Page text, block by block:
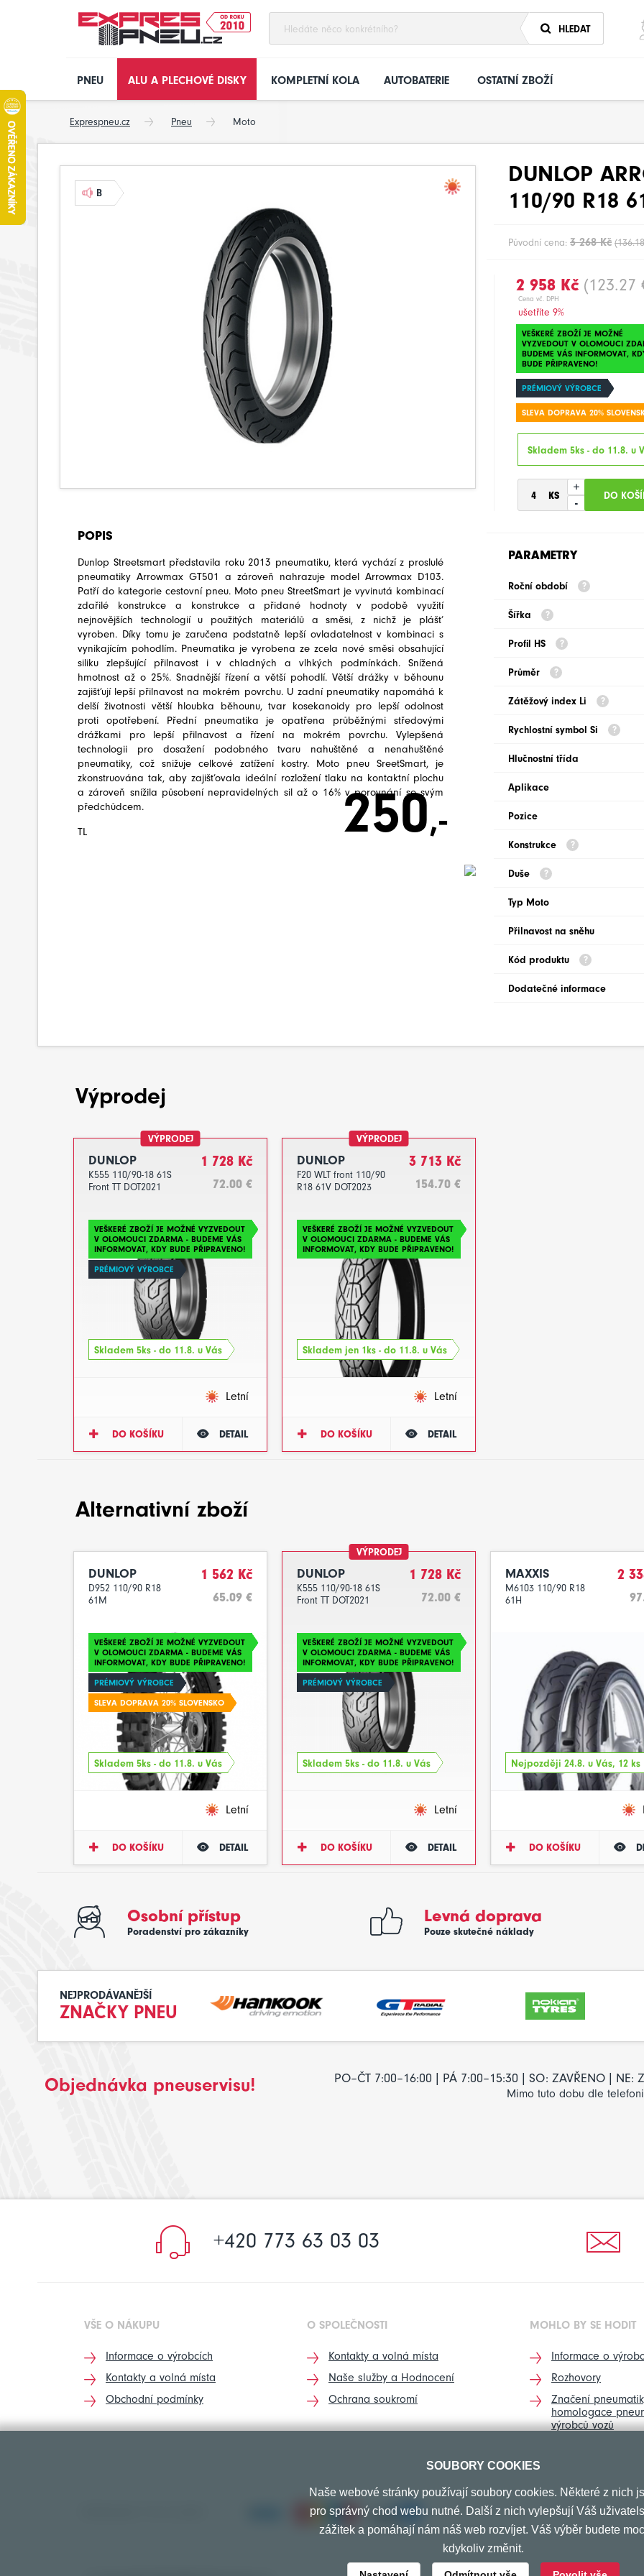
HLEDAT
PNEU ALU A PLECHOVÉ DISKY KOMPLETNÍ KOLA AUTOBATERIE OSTATNÍ ZBOŽÍ
Exprespneu.cz Pneu Moto
B
POPIS
Dunlop Streetsmart představila roku 2013 pneumatiku, která vychází z proslulé
pneumatiky Arrowmax GT501 a zároveň nahrazuje model Arrowmax D103.
Patří do kategorie cestovní pneu. Moto pneu StreetSmart je vyvinutá kombinací
zdařilé konstrukce a konstrukce a přidané hodnoty v podobě využití
nejnovějších technologií u použitých materiálů a směsi, z nichž je plášť
vyroben. Díky tomu je zaručena podstatně lepší ovladatelnost v kombinaci s
vynikajícím pohodlím. Pneumatika je vyrobena ze zcela nové směsi obsahující
siliku zlepšující přilnavost i v chladných a vlhkých podmínkách. Snížená
hmotnost až o 25%. Snadnější řízení a větší pohodlí. Větší drážky v běhounu
zajišťují lepší přilnavost na mokrém povrchu. U zadní pneumatiky napomáhá k
delší životnosti větší hloubka běhounu, tvar kosekanoidy pro lepší odolnost
proti opotřebení. Přední pneumatika je opatřena průběžnými středovými
drážkami pro lepší přilnavost a řízení na mokrém povrchu. Vylepšená
technologii pro dosažení podobného tvaru nahuštěné a nenahuštěné
pneumatiky, což snižuje celkové zatížení kostry. Moto pneu SreetSmart, je
zkonstruována tak, aby zajišťovala ideální rozložení tlaku na kontaktní plochu
a zároveň snížila působení nepravidelných sil až o 16% v porovnání se svým
předchůdcem.
TL 250,-
DUNLOP
110/90 R18
Původní cena: 3 268 Kč
2 958 Kč (123.27
Cena vč. DPH
ušetříte 9%
VEŠKERÉ ZBOŽÍ JE MOŽNÉ
VYZVEDOUT V OLOMOUCI
BUDEME VÁS INFORMOVAT,
BUDE PŘIPRAVENO!
PRÉMIOVÝ VÝROBCE
SLEVA DOPRAVA 20%
Skladem 5ks - do 11.8. u
+
-
PARAMETRY
Roční období
Šířka
Profil HS
Průměr
Zátěžový index Li
Rychlostní symbol Si
Hlučnostní třída
Aplikace
Pozice
Konstrukce
Duše
Typ Moto
Přilnavost na sněhu
Kód produktu
Dodatečné informace
Výprodej
VÝPRODEJ
DUNLOP
K555 110/90-18 61S
Front TT DOT2021
1 728 Kč
72.00 €
VEŠKERÉ ZBOŽÍ JE MOŽNÉ VYZVEDOUT
V OLOMOUCI ZDARMA - BUDEME VÁS
INFORMOVAT, KDY BUDE PŘIPRAVENO!
PRÉMIOVÝ VÝROBCE
Skladem 5ks - do 11.8. u Vás
Letní
DO KOŠÍKU DETAIL
VÝPRODEJ
DUNLOP
F20 WLT front 110/90
R18 61V DOT2023
3 713 Kč
154.70 €
VEŠKERÉ ZBOŽÍ JE MOŽNÉ VYZVEDOUT
V OLOMOUCI ZDARMA - BUDEME VÁS
INFORMOVAT, KDY BUDE PŘIPRAVENO!
Skladem jen 1ks - do 11.8. u Vás
Letní
DO KOŠÍKU DETAIL
Alternativní zboží
DUNLOP
D952 110/90 R18
61M
1 562 Kč
65.09 €
VEŠKERÉ ZBOŽÍ JE MOŽNÉ VYZVEDOUT
V OLOMOUCI ZDARMA - BUDEME VÁS
INFORMOVAT, KDY BUDE PŘIPRAVENO!
PRÉMIOVÝ VÝROBCE
SLEVA DOPRAVA 20% SLOVENSKO
Skladem 5ks - do 11.8. u Vás
Letní
DO KOŠÍKU DETAIL
VÝPRODEJ
DUNLOP
K555 110/90-18 61S
Front TT DOT2021
1 728 Kč
72.00 €
VEŠKERÉ ZBOŽÍ JE MOŽNÉ VYZVEDOUT
V OLOMOUCI ZDARMA - BUDEME VÁS
INFORMOVAT, KDY BUDE PŘIPRAVENO!
PRÉMIOVÝ VÝROBCE
Skladem 5ks - do 11.8. u Vás
Letní
DO KOŠÍKU DETAIL
MAXXIS
M6103 110/90 R18
61H
2
Nejpozději 24.8. u Vás, 12 ks
DO KOŠÍKU
Osobní přístup
Poradenství pro zákazníky
Levná doprava
Pouze skutečné náklady
NEJPRODÁVANĚJŠÍ
ZNAČKY PNEU
Objednávka pneuservisu! PO–ČT 7:00–16:00 | PÁ 7:00–15:30 | SO: ZAVŘENO | NE:
Mimo tuto dobu dle
+420 773 63 03 03
VŠE O NÁKUPU
Informace o výrobcích
Kontakty a volná místa
Obchodní podmínky
O SPOLEČNOSTI
Kontakty a volná místa
Naše služby a Hodnocení
Ochrana soukromí
MOHLO BY SE HODIT
Informace o
Rozhovory
Značení
homologace
výrobců vozů
SOUBORY COOKIES
Naše webové stránky používají soubory cookies. Některé z nich
pro správný chod webu nutné. Další z nich vylepšují Váš
zážitek a pomáhají nám náš web rozvíjet. Váš výběr budete
kdykoliv změnit.